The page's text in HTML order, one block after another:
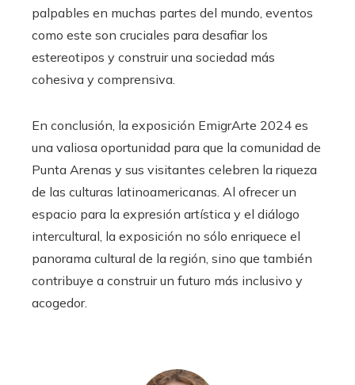
palpables en muchas partes del mundo, eventos
como este son cruciales para desafiar los
estereotipos y construir una sociedad más
cohesiva y comprensiva.
En conclusión, la exposición EmigrArte 2024 es
una valiosa oportunidad para que la comunidad de
Punta Arenas y sus visitantes celebren la riqueza
de las culturas latinoamericanas. Al ofrecer un
espacio para la expresión artística y el diálogo
intercultural, la exposición no sólo enriquece el
panorama cultural de la región, sino que también
contribuye a construir un futuro más inclusivo y
acogedor.